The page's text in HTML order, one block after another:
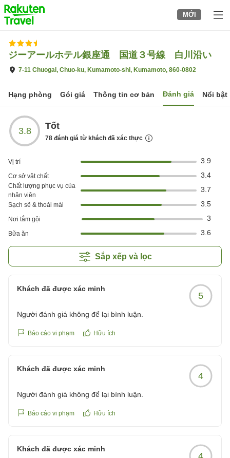
to
top
page
MỚI
ジーアールホテル銀座通 国道３号線 白川沿い
7-11 Chuogai, Chuo-ku, Kumamoto-shi, Kumamoto, 860-0802
Hạng phòng Gói giá Thông tin cơ bản Đánh giá Nổi bật
3.8 Tốt
78 đánh giá từ khách đã xác thực
Vị trí 3.9
Cơ sở vật chất 3.4
Chất lượng phục vụ của
nhân viên
3.7
Sạch sẽ & thoải mái 3.5
Nơi tắm gội 3
Bữa ăn 3.6
Sắp xếp và lọc
Khách đã được xác minh
5
Người đánh giá không để lại bình luận.
Báo cáo vi phạm Hữu ích
Khách đã được xác minh
4
Người đánh giá không để lại bình luận.
Báo cáo vi phạm Hữu ích
Khách đã được xác minh
4